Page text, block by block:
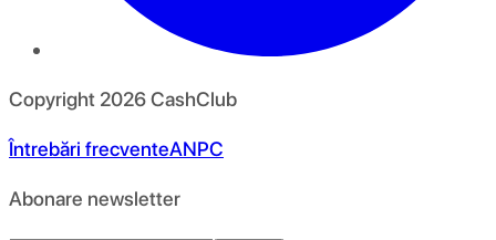
Copyright 2026CashClub
Întrebări frecventeANPC
Abonare newsletter